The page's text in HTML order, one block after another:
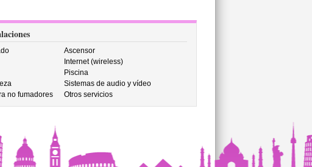
Ascensor
Internet (wireless)
Piscina
Sistemas de audio y vídeo
no fumadores Otros servicios